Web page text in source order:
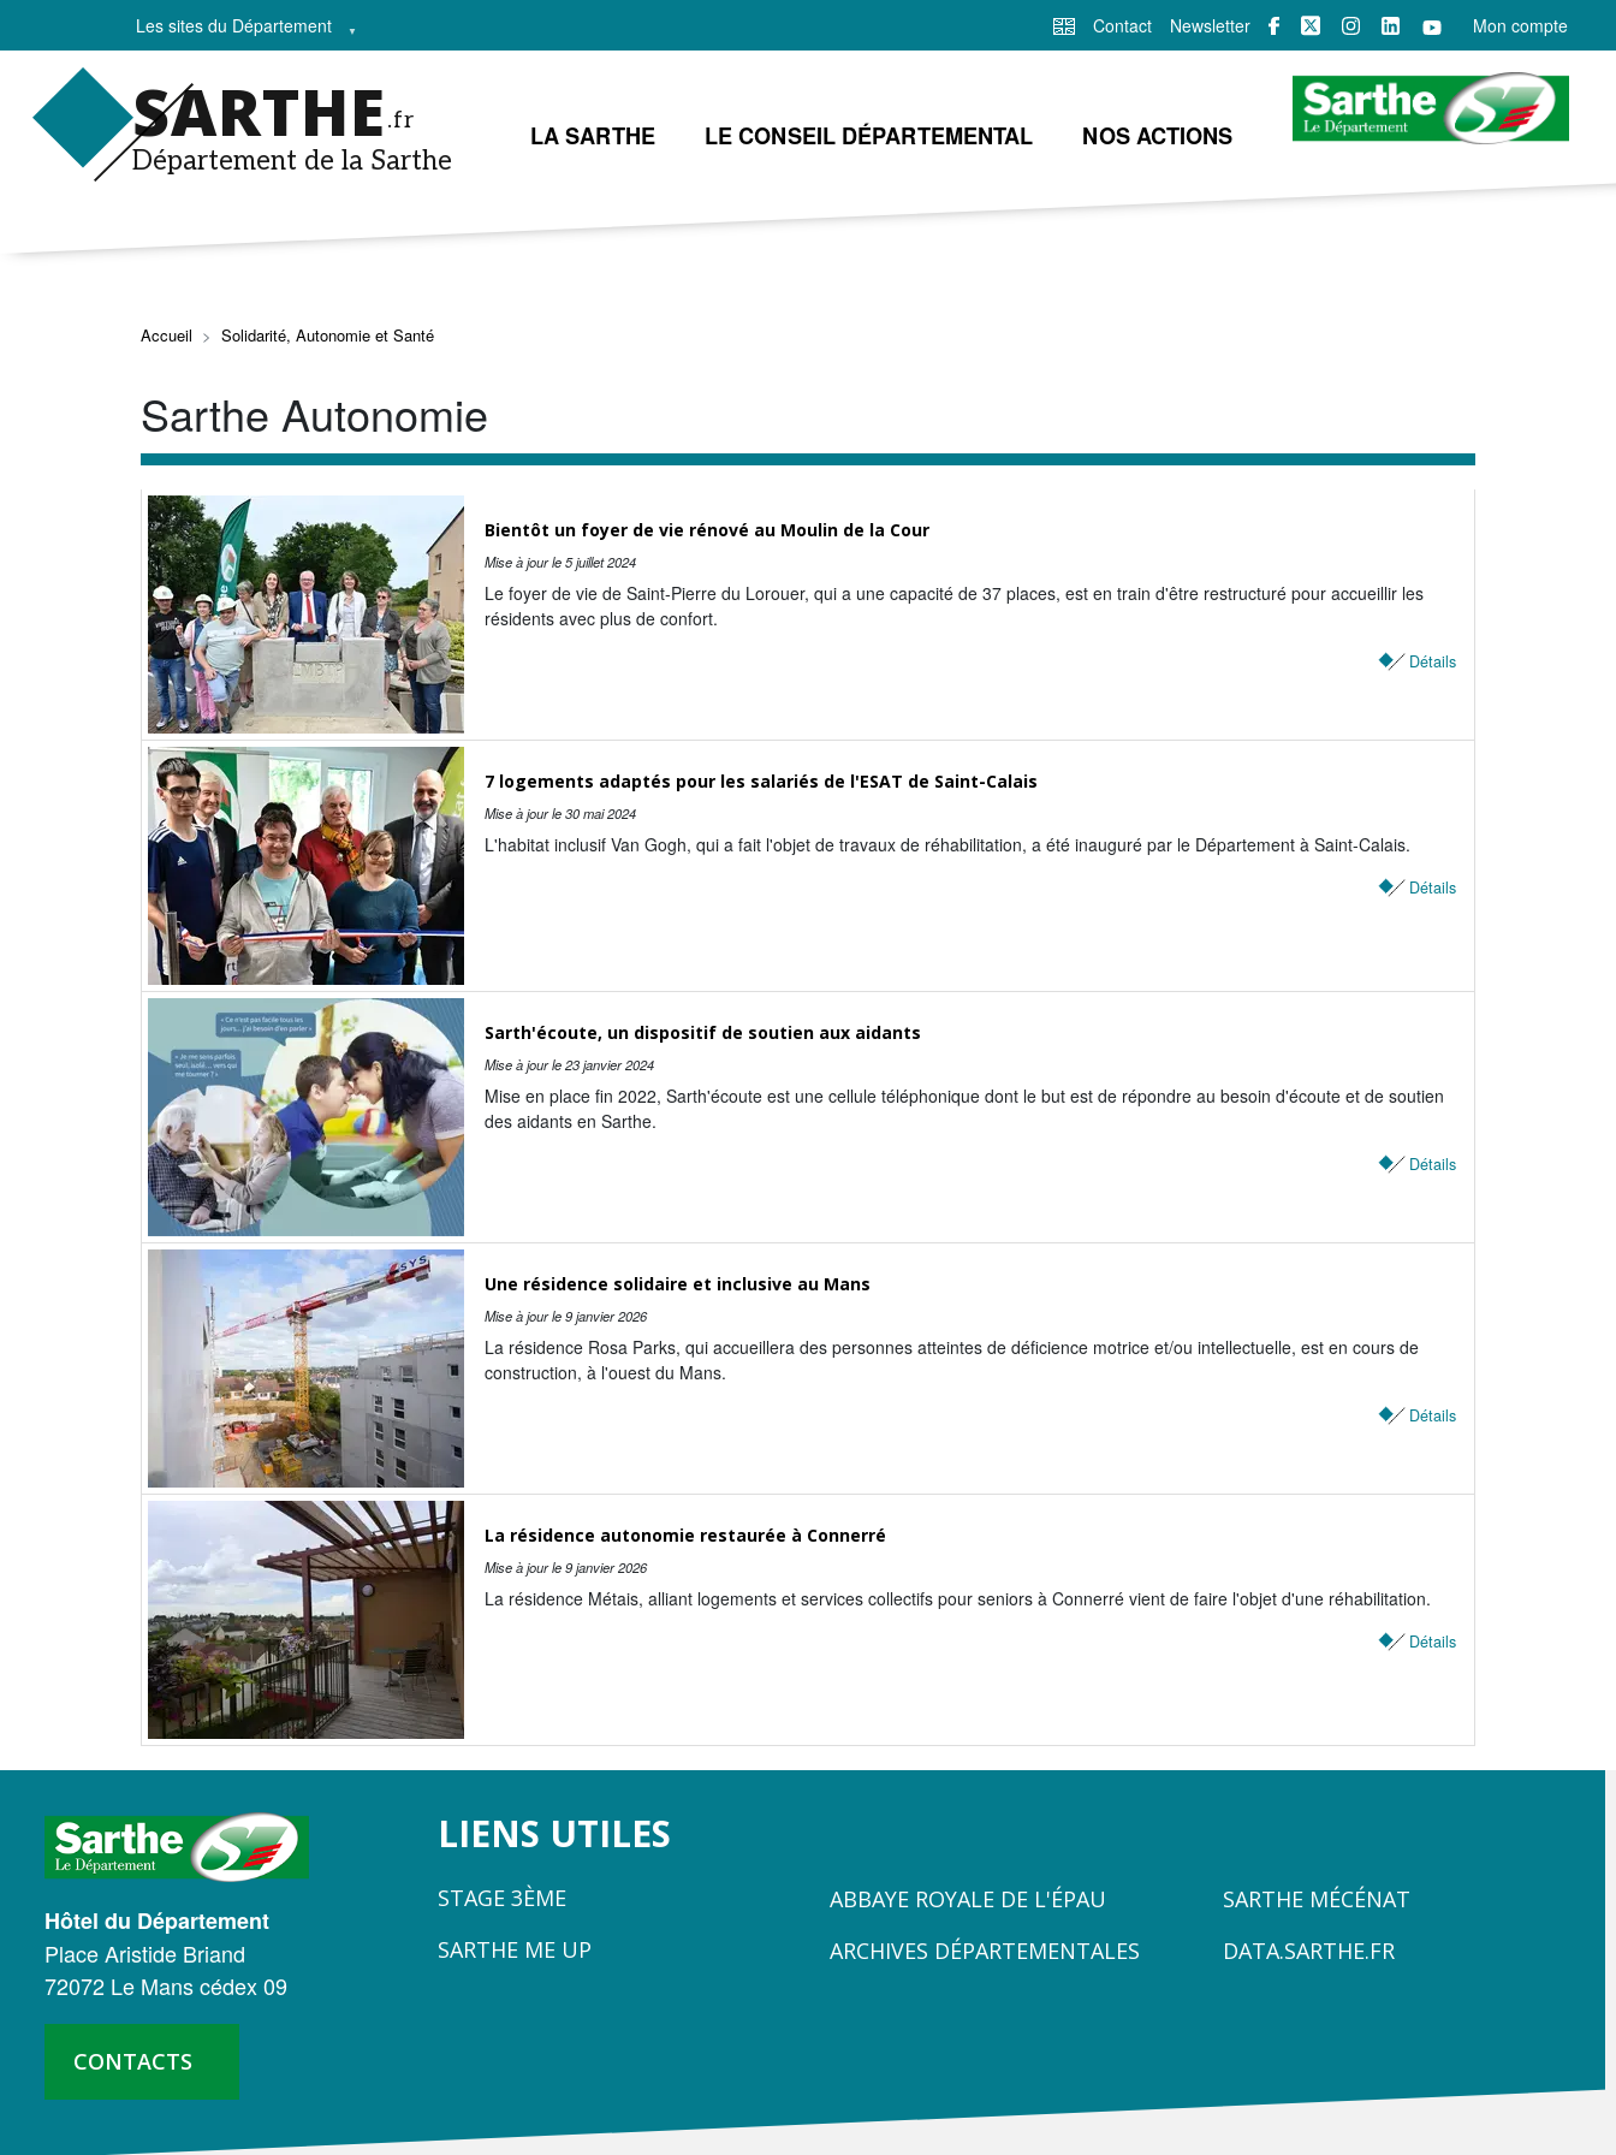
Les sites du Département Contact Newsletter Mon compte
SARTHE .fr
Département de la Sarthe
LA SARTHE LE CONSEIL DÉPARTEMENTAL NOS ACTIONS
Accueil Solidarité, Autonomie et Santé
Sarthe Autonomie
Bientôt un foyer de vie rénové au Moulin de la Cour
Mise à jour le5 juillet 2024
Le foyer de vie de Saint-Pierre du Lorouer, qui a une capacité de 37 places, est en train d'être restructuré pour accueillir les
résidents avec plus de confort.
Détails
7 logements adaptés pour les salariés de l'ESAT de Saint-Calais
Mise à jour le30 mai 2024
L'habitat inclusif Van Gogh, qui a fait l'objet de travaux de réhabilitation, a été inauguré par le Département à Saint-Calais.
Détails
Sarth'écoute, un dispositif de soutien aux aidants
Mise à jour le23 janvier 2024
Mise en place fin 2022, Sarth'écoute est une cellule téléphonique dont le but est de répondre au besoin d'écoute et de soutien
des aidants en Sarthe.
Détails
Une résidence solidaire et inclusive au Mans
Mise à jour le9 janvier 2026
La résidence Rosa Parks, qui accueillera des personnes atteintes de déficience motrice et/ou intellectuelle, est en cours de
construction, à l'ouest du Mans.
Détails
La résidence autonomie restaurée à Connerré
Mise à jour le9 janvier 2026
La résidence Métais, alliant logements et services collectifs pour seniors à Connerré vient de faire l'objet d'une réhabilitation.
Détails
LOGO
DU
CONSEIL
DÉPARTEMENTAL
DE
LA
SARTHE
Hôtel du Département
Place Aristide Briand
72072 Le Mans cédex 09
CONTACTS
LIENS UTILES
STAGE 3ÈME
SARTHE ME UP
ZONE
3
ABBAYE ROYALE DE L'ÉPAU
ARCHIVES DÉPARTEMENTALES
ZONE
4
SARTHE MÉCÉNAT
DATA.SARTHE.FR